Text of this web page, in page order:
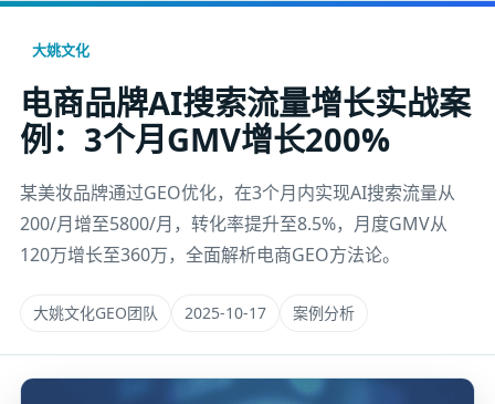
大姚文化
电商品牌AI搜索流量增长实战案
例：3个月GMV增长200%
某美妆品牌通过GEO优化，在3个月内实现AI搜索流量从
200/月增至5800/月，转化率提升至8.5%，月度GMV从
120万增长至360万，全面解析电商GEO方法论。
大姚文化GEO团队 2025-10-17 案例分析